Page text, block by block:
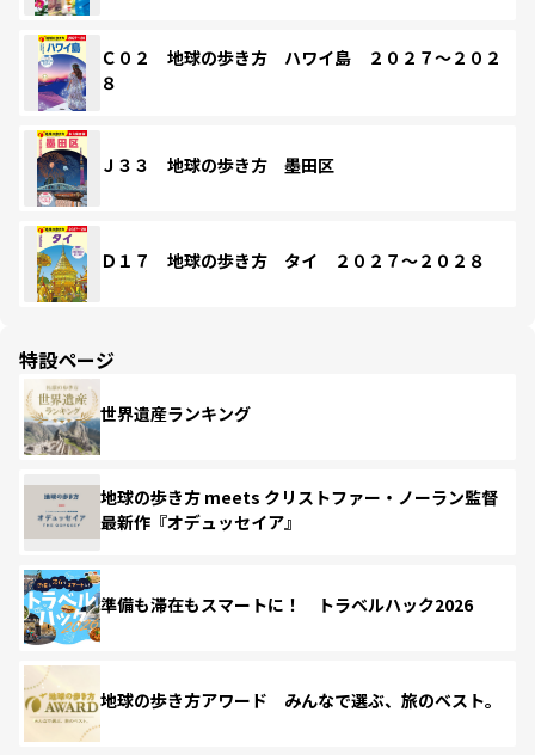
Ｃ０２ 地球の歩き方 ハワイ島 ２０２７～２０２
８
Ｊ３３ 地球の歩き方 墨田区
Ｄ１７ 地球の歩き方 タイ ２０２７～２０２８
特設ページ
世界遺産ランキング
地球の歩き方 meets クリストファー・ノーラン監督
最新作『オデュッセイア』
準備も滞在もスマートに！ トラベルハック2026
地球の歩き方アワード みんなで選ぶ、旅のベスト。